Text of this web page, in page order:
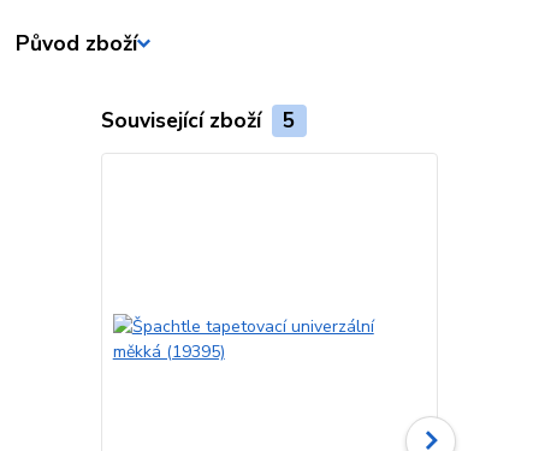
Původ zboží
Související zboží 5